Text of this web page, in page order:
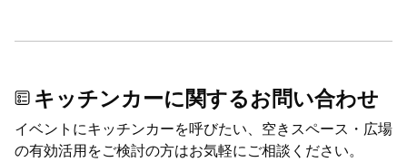
キッチンカーに関するお問い合わせ
イベントにキッチンカーを呼びたい、空きスペース・広場
の有効活用をご検討の方はお気軽にご相談ください。